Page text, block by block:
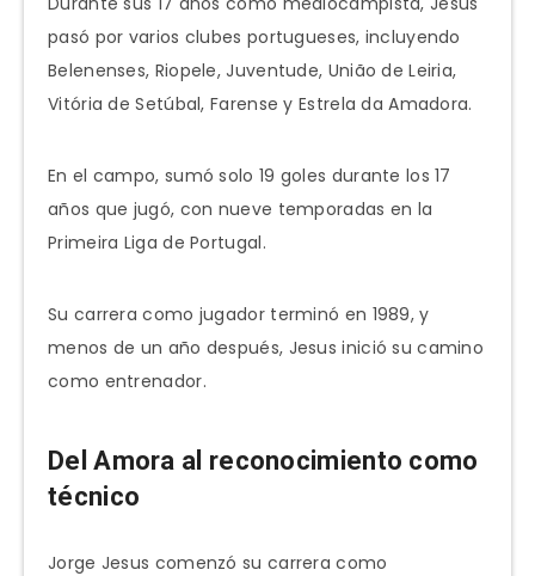
pasó por varios clubes portugueses, incluyendo
Belenenses, Riopele, Juventude, União de Leiria,
Vitória de Setúbal, Farense y Estrela da Amadora.
En el campo, sumó solo 19 goles durante los 17
años que jugó, con nueve temporadas en la
Primeira Liga de Portugal.
Su carrera como jugador terminó en 1989, y
menos de un año después, Jesus inició su camino
como entrenador.
Del Amora al reconocimiento como
técnico
Jorge Jesus comenzó su carrera como